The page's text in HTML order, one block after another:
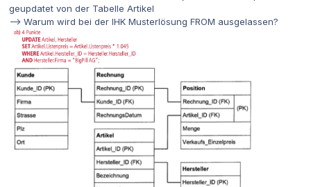
geupdatet von der Tabelle Artikel
--> Warum wird bei der IHK Musterlösung FROM ausgelassen?